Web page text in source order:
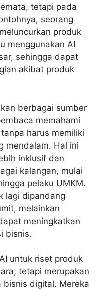
tetapi pada
seorang
produk
menggunakan AI
sehingga dapat
akibat produk
berbagai sumber
memahami
harus memiliki
mendalam. Hal ini
inklusif dan
kalangan, mulai
pelaku UMKM.
lagi dipandang
melainkan
meningkatkan
bisnis.
untuk riset produk
tetapi merupakan
digital. Mereka